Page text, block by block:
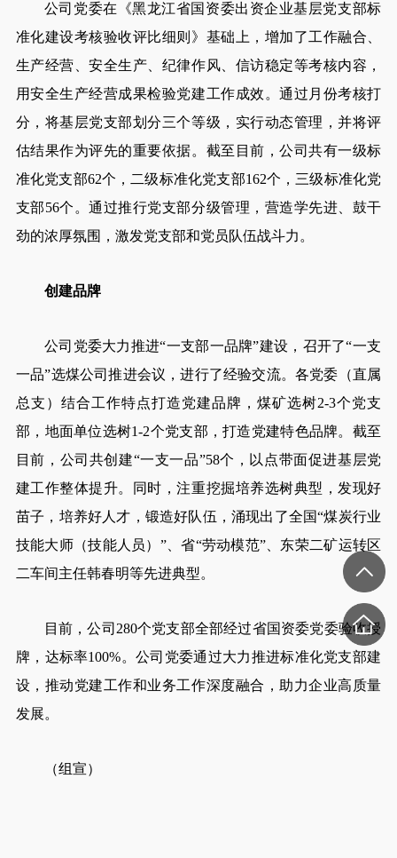
公司党委在《黑龙江省国资委出资企业基层党支部标
准化建设考核验收评比细则》基础上，增加了工作融合、
生产经营、安全生产、纪律作风、信访稳定等考核内容，
用安全生产经营成果检验党建工作成效。通过月份考核打
分，将基层党支部划分三个等级，实行动态管理，并将评
估结果作为评先的重要依据。截至目前，公司共有一级标
准化党支部62个，二级标准化党支部162个，三级标准化党
支部56个。通过推行党支部分级管理，营造学先进、鼓干
劲的浓厚氛围，激发党支部和党员队伍战斗力。
创建品牌
公司党委大力推进“一支部一品牌”建设，召开了“一支
一品”选煤公司推进会议，进行了经验交流。各党委（直属
总支）结合工作特点打造党建品牌，煤矿选树2-3个党支
部，地面单位选树1-2个党支部，打造党建特色品牌。截至
目前，公司共创建“一支一品”58个，以点带面促进基层党
建工作整体提升。同时，注重挖掘培养选树典型，发现好
苗子，培养好人才，锻造好队伍，涌现出了全国“煤炭行业
技能大师（技能人员）”、省“劳动模范”、东荣二矿运转区
二车间主任韩春明等先进典型。
目前，公司280个党支部全部经过省国资委党委验收授
牌，达标率100%。公司党委通过大力推进标准化党支部建
设，推动党建工作和业务工作深度融合，助力企业高质量
发展。
（组宣）